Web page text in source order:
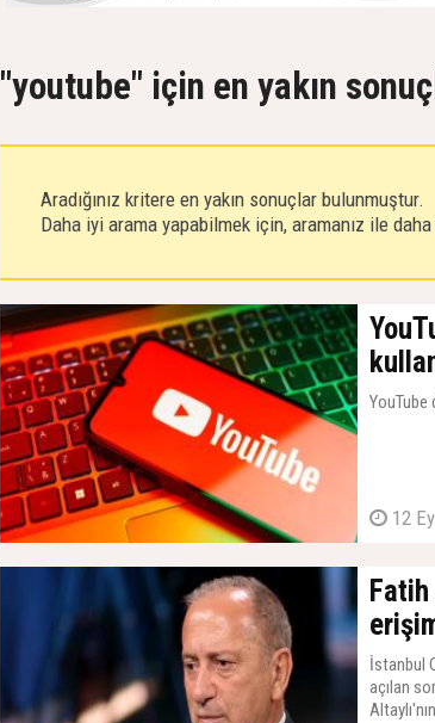
"youtube" için en yakın
Aradığınız kritere en yakın sonuçlar bulunmuştur.
Daha iyi arama yapabilmek için, aramanız ile
12
İstanbul
açılan